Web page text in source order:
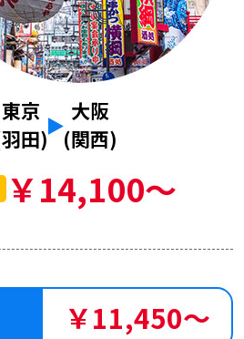
東京
田)
大阪
(関西)
￥14,100～
￥11,450～